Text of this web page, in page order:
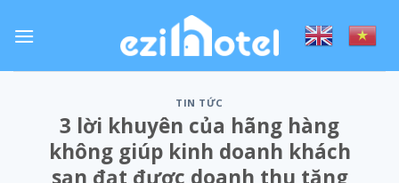
TIN TỨC
3 lời khuyên của hãng hàng
không giúp kinh doanh khách
sạn đạt được doanh thu tăng